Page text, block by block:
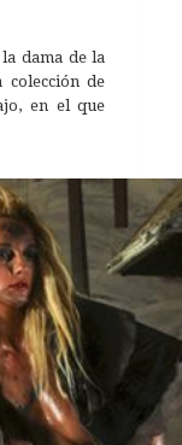
dama de la
colección de
en el que